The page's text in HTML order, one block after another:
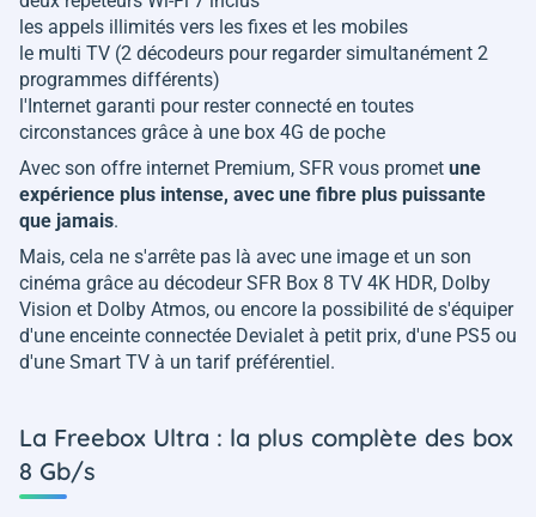
les appels illimités vers les fixes et les mobiles
le multi TV (2 décodeurs pour regarder simultanément 2
programmes différents)
l'Internet garanti pour rester connecté en toutes
circonstances grâce à une box 4G de poche
Avec son offre internet Premium, SFR vous promet une
expérience plus intense, avec une fibre plus puissante
que jamais.
Mais, cela ne s'arrête pas là avec une image et un son
cinéma grâce au décodeur SFR Box 8 TV 4K HDR, Dolby
Vision et Dolby Atmos, ou encore la possibilité de s'équiper
d'une enceinte connectée Devialet à petit prix, d'une PS5 ou
d'une Smart TV à un tarif préférentiel.
La Freebox Ultra : la plus complète des box
8 Gb/s